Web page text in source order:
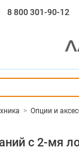
8 800 301-90-12
> Опции и
c 2-мя